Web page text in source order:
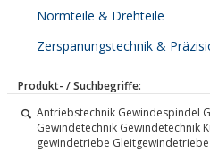
Normteile & Drehteile
Zerspanungstechnik &
Produkt- / Suchbegriffe:
Antriebstechnik Gewindespindel
Gewindetechnik Gewindetechnik
gewinde­triebe